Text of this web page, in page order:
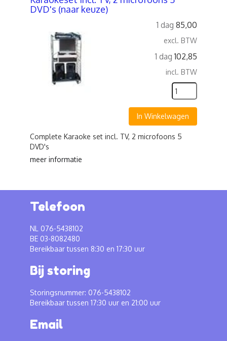
DVD's (naar keuze)
1 dag 85,00
excl. BTW
1 dag 102,85
incl. BTW
In Winkelwagen
Complete Karaoke set incl. TV, 2 microfoons 5
DVD's
meer informatie
Telefoon
NL 076-5438102
BE 03-8082480
Bereikbaar tussen 8:30 en 17:30 uur
Bij storing
Storingsnummer: 076-5438102
Bereikbaar tussen 17:30 uur en 21:00 uur
Email